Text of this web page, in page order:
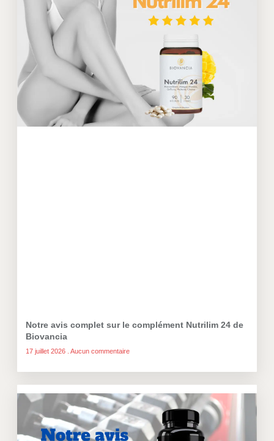
Notre avis complet sur le complément Nutrilim 24 de
Biovancia
17 juillet 2026 Aucun commentaire